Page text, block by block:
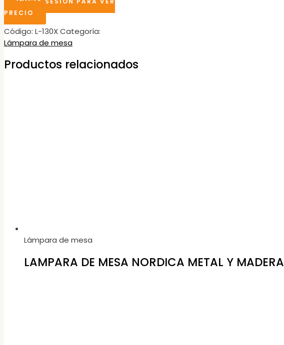
PRECIO
Código: L-130XCategoría:
Lámpara de mesa
Productos relacionados
Lámpara de mesa
LAMPARA DE MESA NORDICA METAL Y MADERA